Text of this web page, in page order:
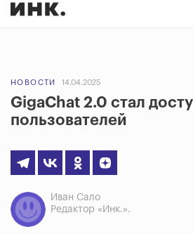
НОВОСТИ 14.04.2025
GigaChat 2.0 стал
пользователей
Иван Сало
Редактор «Инк.».